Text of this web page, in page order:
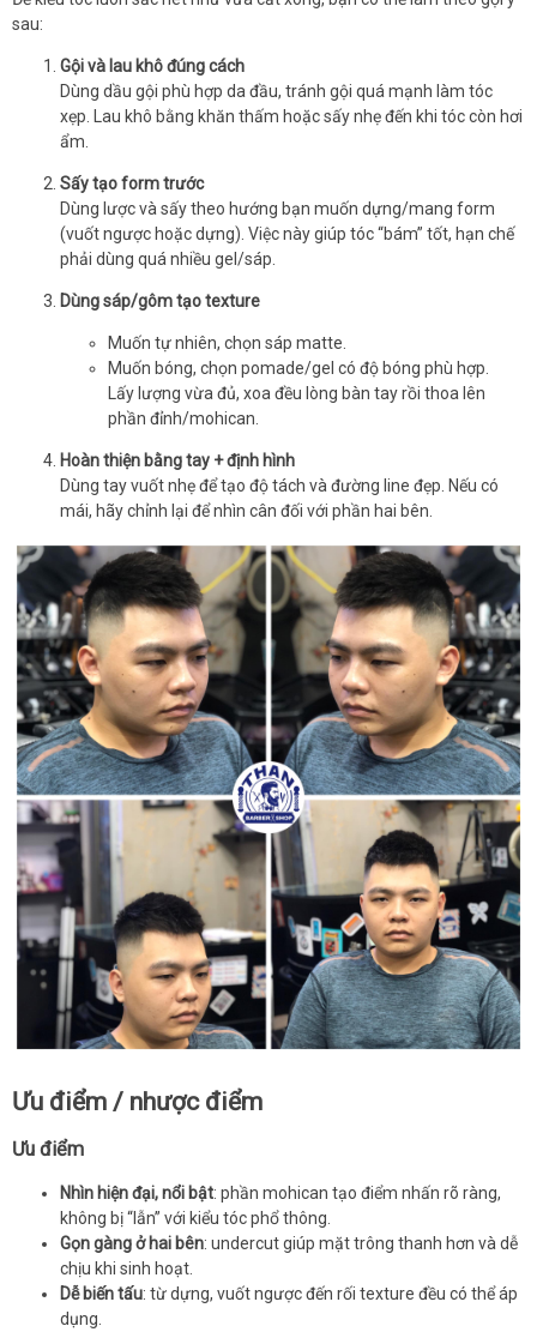
sau:
Gội và lau khô đúng cách
Dùng dầu gội phù hợp da đầu, tránh gội quá mạnh làm tóc
xẹp. Lau khô bằng khăn thấm hoặc sấy nhẹ đến khi tóc còn hơi
ẩm.
Sấy tạo form trước
Dùng lược và sấy theo hướng bạn muốn dựng/mang form
(vuốt ngược hoặc dựng). Việc này giúp tóc “bám” tốt, hạn chế
phải dùng quá nhiều gel/sáp.
Dùng sáp/gôm tạo texture
Muốn tự nhiên, chọn sáp matte.
Muốn bóng, chọn pomade/gel có độ bóng phù hợp.
Lấy lượng vừa đủ, xoa đều lòng bàn tay rồi thoa lên
phần đỉnh/mohican.
Hoàn thiện bằng tay + định hình
Dùng tay vuốt nhẹ để tạo độ tách và đường line đẹp. Nếu có
mái, hãy chỉnh lại để nhìn cân đối với phần hai bên.
Ưu điểm / nhược điểm
Ưu điểm
Nhìn hiện đại, nổi bật: phần mohican tạo điểm nhấn rõ ràng,
không bị “lẫn” với kiểu tóc phổ thông.
Gọn gàng ở hai bên: undercut giúp mặt trông thanh hơn và dễ
chịu khi sinh hoạt.
Dễ biến tấu: từ dựng, vuốt ngược đến rối texture đều có thể áp
dụng.